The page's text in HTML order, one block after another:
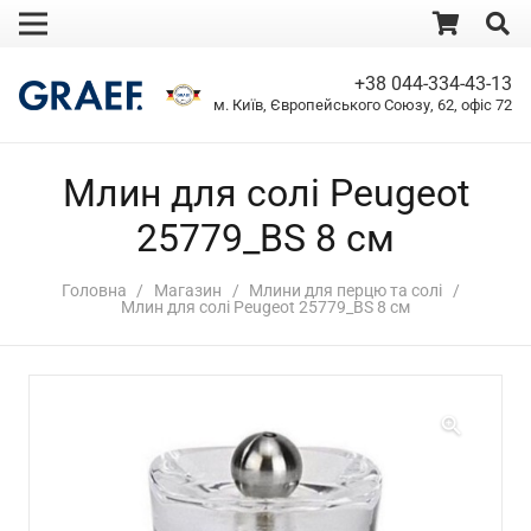
+38 044-334-43-13
м. Київ, Європейського Союзу, 62, офіс 72
Млин для солі Peugeot
25779_BS 8 см
Головна / Магазин / Млини для перцю та солі /
Млин для солі Peugeot 25779_BS 8 см